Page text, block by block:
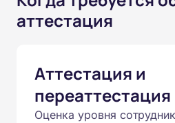
аттестация
Аттестация и
переаттестация
Оценка уровня